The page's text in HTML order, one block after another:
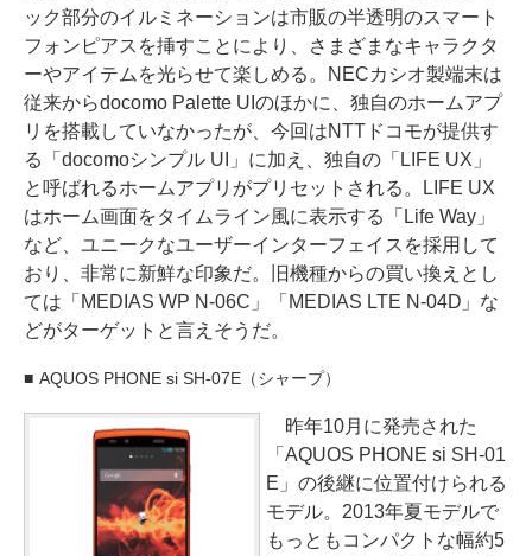
ック部分のイルミネーションは市販の半透明のスマート
フォンピアスを挿すことにより、さまざまなキャラクタ
ーやアイテムを光らせて楽しめる。NECカシオ製端末は
従来からdocomo Palette UIのほかに、独自のホームアプ
リを搭載していなかったが、今回はNTTドコモが提供す
る「docomoシンプル UI」に加え、独自の「LIFE UX」
と呼ばれるホームアプリがプリセットされる。LIFE UX
はホーム画面をタイムライン風に表示する「Life Way」
など、ユニークなユーザーインターフェイスを採用して
おり、非常に新鮮な印象だ。旧機種からの買い換えとし
ては「MEDIAS WP N-06C」「MEDIAS LTE N-04D」な
どがターゲットと言えそうだ。
AQUOS PHONE si SH-07E（シャープ）
昨年10月に発売された
「AQUOS PHONE si SH-01
E」の後継に位置付けられる
モデル。2013年夏モデルで
もっともコンパクトな幅約5